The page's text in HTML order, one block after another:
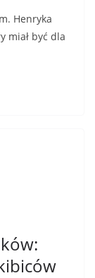
Henryka
miał być dla